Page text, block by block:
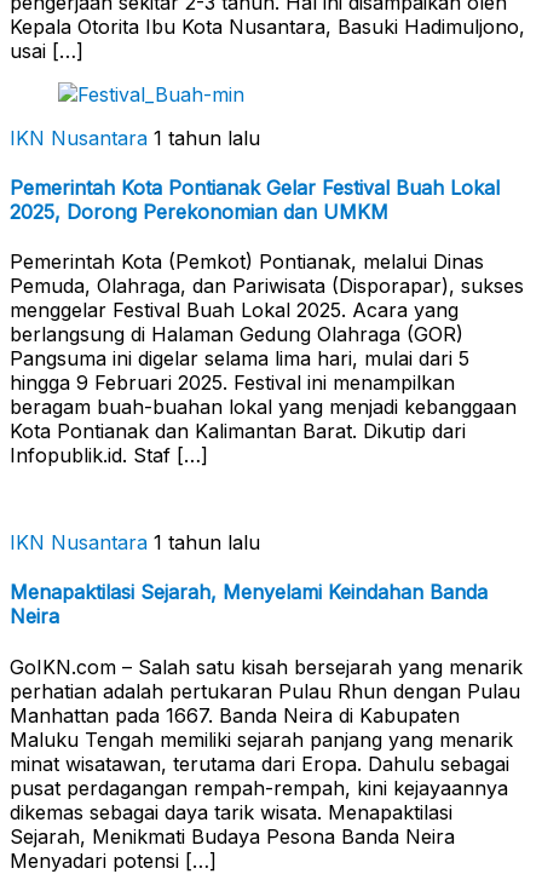
Kepala Otorita Ibu Kota Nusantara, Basuki Hadimuljono,
usai […]
IKN Nusantara 1 tahun lalu
Pemerintah Kota Pontianak Gelar Festival Buah Lokal
2025, Dorong Perekonomian dan UMKM
Pemerintah Kota (Pemkot) Pontianak, melalui Dinas
Pemuda, Olahraga, dan Pariwisata (Disporapar), sukses
menggelar Festival Buah Lokal 2025. Acara yang
berlangsung di Halaman Gedung Olahraga (GOR)
Pangsuma ini digelar selama lima hari, mulai dari 5
hingga 9 Februari 2025. Festival ini menampilkan
beragam buah-buahan lokal yang menjadi kebanggaan
Kota Pontianak dan Kalimantan Barat. Dikutip dari
Infopublik.id. Staf […]
IKN Nusantara 1 tahun lalu
Menapaktilasi Sejarah, Menyelami Keindahan Banda
Neira
GoIKN.com – Salah satu kisah bersejarah yang menarik
perhatian adalah pertukaran Pulau Rhun dengan Pulau
Manhattan pada 1667. Banda Neira di Kabupaten
Maluku Tengah memiliki sejarah panjang yang menarik
minat wisatawan, terutama dari Eropa. Dahulu sebagai
pusat perdagangan rempah-rempah, kini kejayaannya
dikemas sebagai daya tarik wisata. Menapaktilasi
Sejarah, Menikmati Budaya Pesona Banda Neira
Menyadari potensi […]